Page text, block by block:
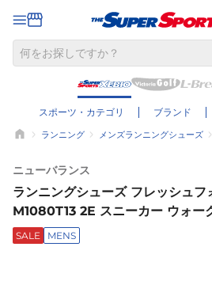
スポーツ・カテゴリ ブランド
ランニング メンズランニングシューズ
ニューバランス
ランニングシューズ フレッシュ
M1080T13 2E スニーカー ウォー
SALE MENS